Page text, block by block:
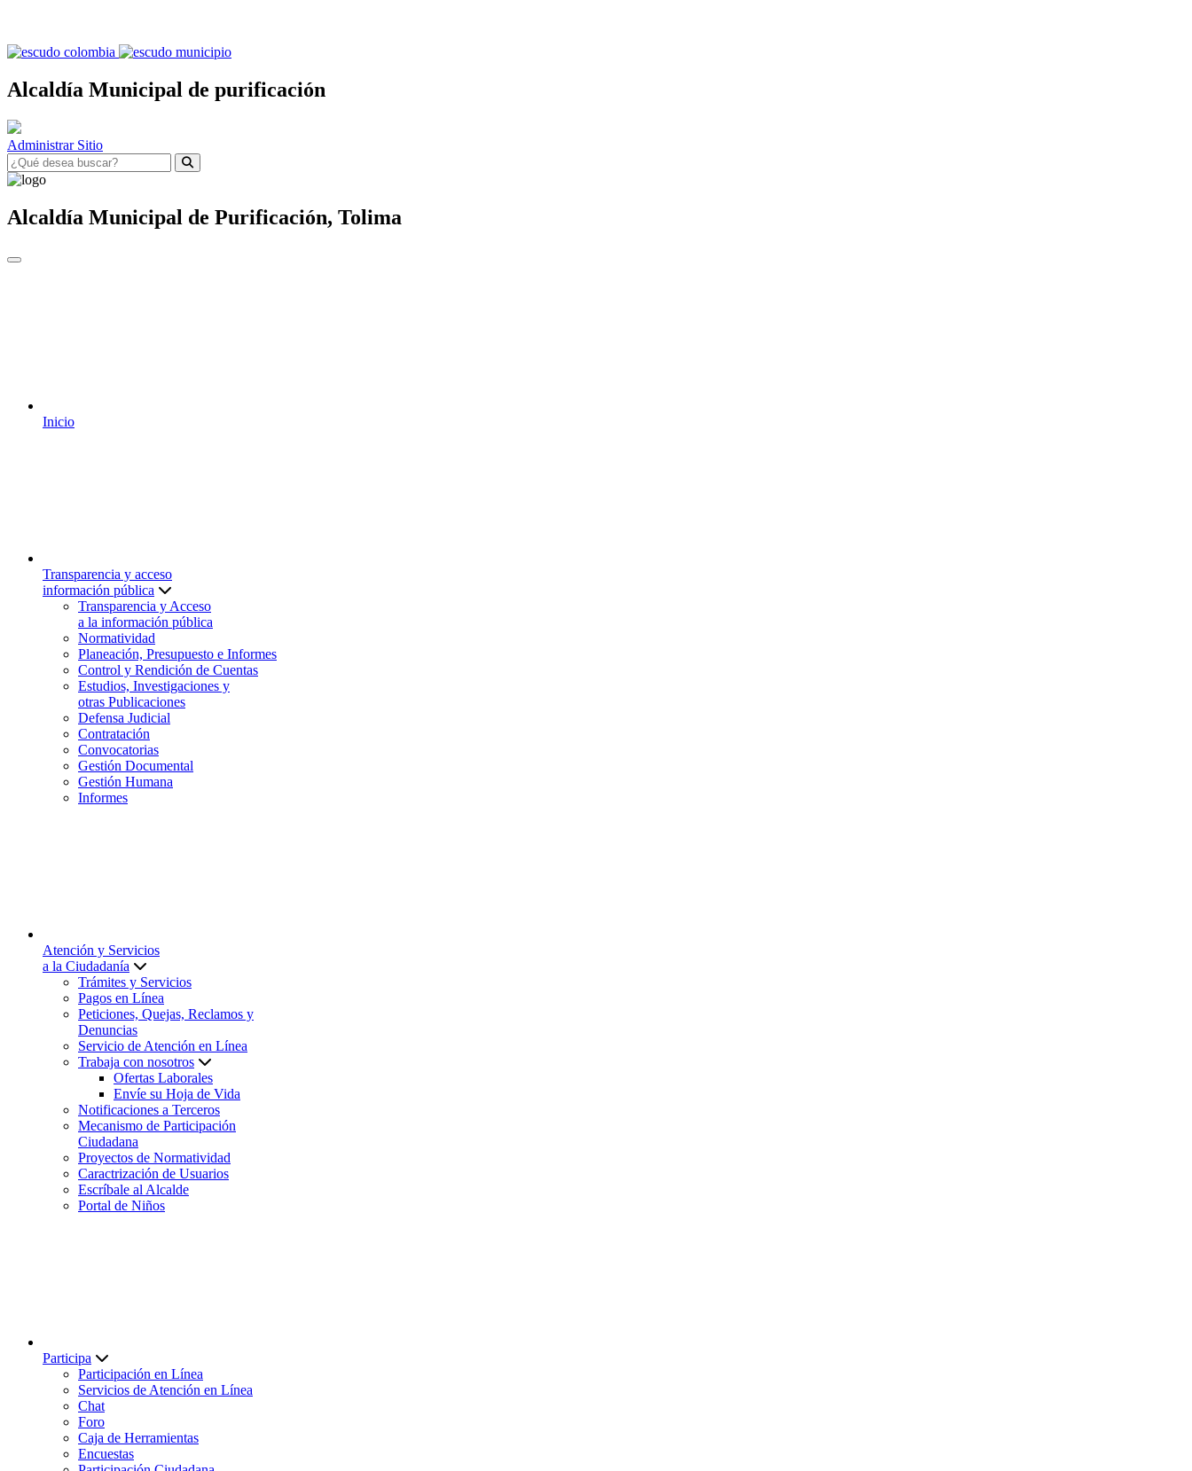
Alcaldía Municipal de purificación
Administrar Sitio
Alcaldía Municipal de Purificación, Tolima
Inicio
Transparencia y acceso
información pública
Transparencia y Acceso
a la información pública
Normatividad
Planeación, Presupuesto e Informes
Control y Rendición de Cuentas
Estudios, Investigaciones y
otras Publicaciones
Defensa Judicial
Contratación
Convocatorias
Gestión Documental
Gestión Humana
Informes
Atención y Servicios
a la Ciudadanía
Trámites y Servicios
Pagos en Línea
Peticiones, Quejas, Reclamos y
Denuncias
Servicio de Atención en Línea
Trabaja con nosotros
Ofertas Laborales
Envíe su Hoja de Vida
Notificaciones a Terceros
Mecanismo de Participación
Ciudadana
Proyectos de Normatividad
Caractrización de Usuarios
Escríbale al Alcalde
Portal de Niños
Participa
Participación en Línea
Servicios de Atención en Línea
Chat
Foro
Caja de Herramientas
Encuestas